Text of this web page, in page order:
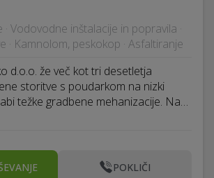
Vodovodne inštalacije in popravila ·
· Kamnolom, peskokop · Asfaltiranje
d.o.o. že več kot tri desetletja
storitve s poudarkom na nizki
težke gradbene mehanizacije. Na…
POKLIČI